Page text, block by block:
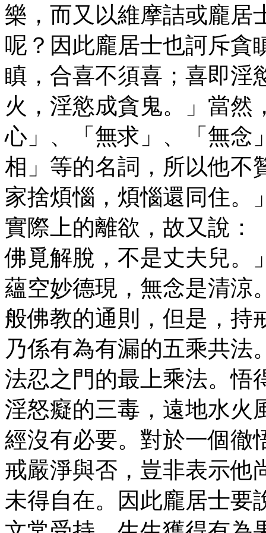
樂，而又以維摩詰或龐居
呢？因此龐居士也訶斥貪
瞋，合喜不須喜；喜即淫
火，淫慾成貪鬼。」當然
心」、「無求」、「無念
相」等的名詞，所以他不
家捨煩惱，煩惱還同住。
實際上的離欲，故又說：
佛覓解脫，不是丈夫兒。
蘊空妙德現，無念是清涼
般佛教的通則，但是，持
乃係有為有漏的五乘共法
法忍之門的最上乘法。悟
淫怒癡的三毒，遠地水火
經沒有必要。對於一個徹
戒嚴淨與否，豈非表示他
未得自在。因此龐居士要